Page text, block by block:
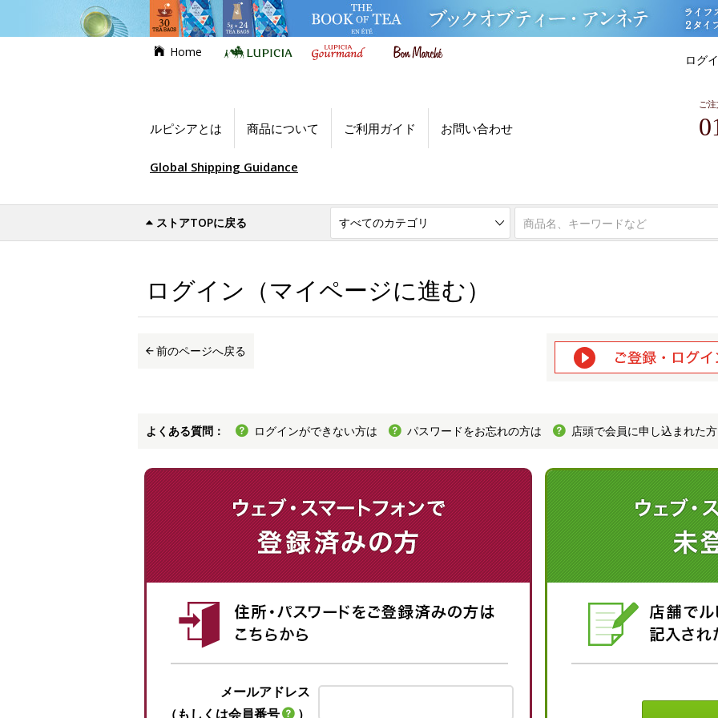
Home
ログ
ルピシアとは 商品について ご利用ガイド お問い合わせ
ご
Global Shipping Guidance
ストアTOPに戻る
世界のお茶専門店ルピシア ログイン（マイページに進む）
ログイン（マイページに進む）
前のページへ戻る
よくある質問： ログインができない方は パスワードをお忘れの方は 店頭で会員に申し込まれた
メールアドレス
（もしくは会員番号
）